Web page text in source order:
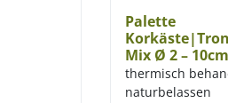
Palette
Mix Ø 2 – 10cm
thermisch
naturbelassen